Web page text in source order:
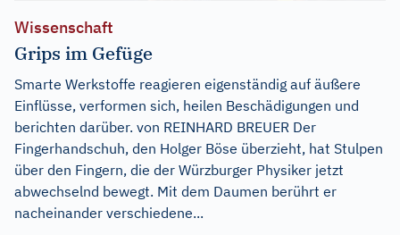
Wissenschaft
Grips im Gefüge
Smarte Werkstoffe reagieren eigenständig auf äußere
Einflüsse, verformen sich, heilen Beschädigungen und
berichten darüber. von REINHARD BREUER Der
Fingerhandschuh, den Holger Böse überzieht, hat Stulpen
über den Fingern, die der Würzburger Physiker jetzt
abwechselnd bewegt. Mit dem Daumen berührt er
nacheinander verschiedene...